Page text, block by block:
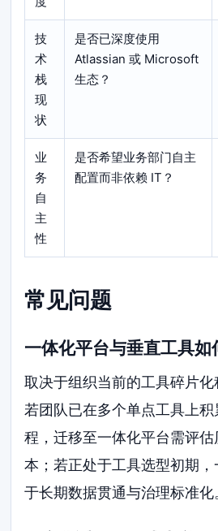
技
术
栈
现
状
是否已深度使用
Atlassian 或 Microsoft
生态？
业
务
自
主
性
是否希望业务部门自主
配置而非依赖 IT？
常见问题
一体化平台与垂直工具如
取决于组织当前的工具碎片化
若团队已在多个单点工具上
程，迁移至一体化平台需评
本；若正处于工具选型初期
于长期数据贯通与治理标准化